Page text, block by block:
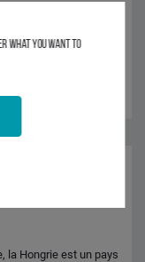
la Hongrie est un pays
what you want to